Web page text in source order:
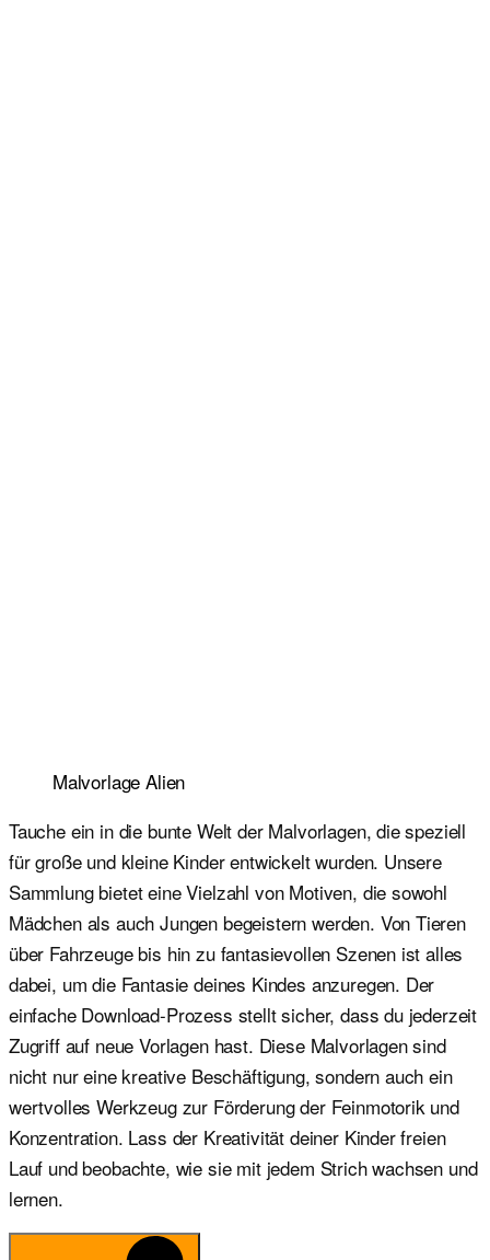
Malvorlage Alien
Tauche ein in die bunte Welt der Malvorlagen, die speziell
für große und kleine Kinder entwickelt wurden. Unsere
Sammlung bietet eine Vielzahl von Motiven, die sowohl
Mädchen als auch Jungen begeistern werden. Von Tieren
über Fahrzeuge bis hin zu fantasievollen Szenen ist alles
dabei, um die Fantasie deines Kindes anzuregen. Der
einfache Download-Prozess stellt sicher, dass du jederzeit
Zugriff auf neue Vorlagen hast. Diese Malvorlagen sind
nicht nur eine kreative Beschäftigung, sondern auch ein
wertvolles Werkzeug zur Förderung der Feinmotorik und
Konzentration. Lass der Kreativität deiner Kinder freien
Lauf und beobachte, wie sie mit jedem Strich wachsen und
lernen.